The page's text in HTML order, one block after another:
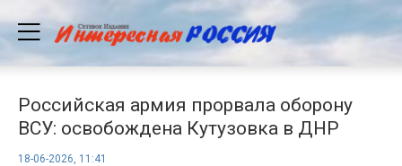
Российская армия прорвала оборону
ВСУ: освобождена Кутузовка в ДНР
18-06-2026, 11:41